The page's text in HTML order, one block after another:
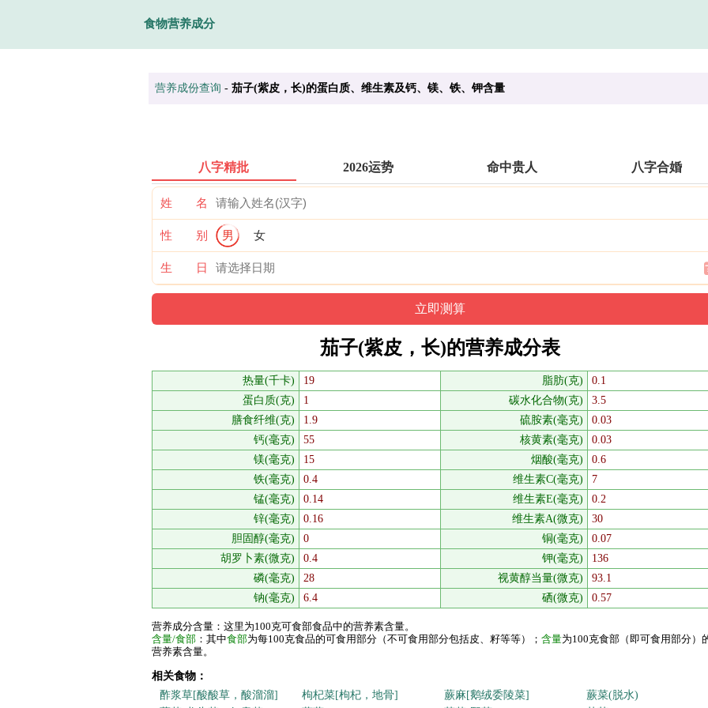
食物营养成分
营养成份查询 - 茄子(紫皮，长)的蛋白质、维生素及钙、镁、铁、钾含量
八字精批 2026运势 命中贵人 八字合婚
姓 名
性 别 男 女
生 日
茄子(紫皮，长)的营养成分表
热量(千卡) 19 脂肪(克)
0.1
蛋白质(克)
1 碳水化合物(克)
3.5
膳食纤维(克)
1.9 硫胺素(毫克)
0.03
钙(毫克)
55 核黄素(毫克)
0.03
镁(毫克)
15 烟酸(毫克)
0.6
铁(毫克)
0.4 维生素C(毫克)
7
锰(毫克)
0.14 维生素E(毫克)
0.2
锌(毫克)
0.16 维生素A(微克)
30
胆固醇(毫克)
0 铜(毫克)
0.07
胡罗卜素(微克)
0.4 钾(毫克)
136
磷(毫克)
28 视黄醇当量(微克)
93.1
钠(毫克)
6.4 硒(微克) 0.57
营养成分含量：这里为100克可食部食品中的营养素含量。
含量/食部 ：其中食部为每100克食品的可食用部分（不可食用部分包括皮、籽等等）； 含量为100克食部（即可食用部分）
营养素含量。
相关食物：
酢浆草[酸酸草，酸溜溜]
枸杞菜[枸杞，地骨] 蕨麻[鹅绒委陵菜]
蕨菜(脱水)